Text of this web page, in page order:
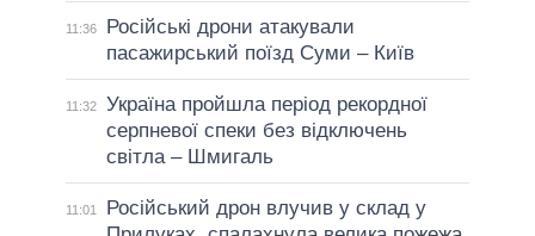
11:36
Російські дрони атакували
пасажирський поїзд Суми – Київ
11:32
Україна пройшла період рекордної
серпневої спеки без відключень
світла – Шмигаль
11:01
Російський дрон влучив у склад у